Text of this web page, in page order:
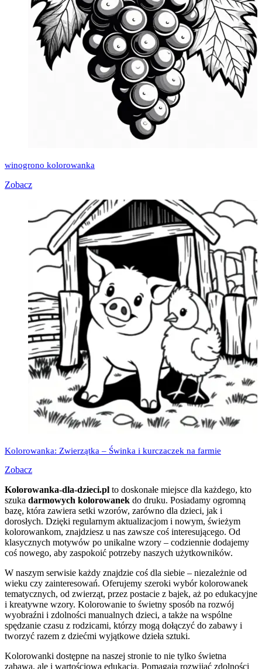
winogrono kolorowanka
Zobacz
Kolorowanka: Zwierzątka – Świnka i kurczaczek na farmie
Zobacz
Kolorowanka-dla-dzieci.pl to doskonałe miejsce dla każdego, kto
szuka darmowych kolorowanek do druku. Posiadamy ogromną
bazę, która zawiera setki wzorów, zarówno dla dzieci, jak i
dorosłych. Dzięki regularnym aktualizacjom i nowym, świeżym
kolorowankom, znajdziesz u nas zawsze coś interesującego. Od
klasycznych motywów po unikalne wzory – codziennie dodajemy
coś nowego, aby zaspokoić potrzeby naszych użytkowników.
W naszym serwisie każdy znajdzie coś dla siebie – niezależnie od
wieku czy zainteresowań. Oferujemy szeroki wybór kolorowanek
tematycznych, od zwierząt, przez postacie z bajek, aż po edukacyjne
i kreatywne wzory. Kolorowanie to świetny sposób na rozwój
wyobraźni i zdolności manualnych dzieci, a także na wspólne
spędzanie czasu z rodzicami, którzy mogą dołączyć do zabawy i
tworzyć razem z dziećmi wyjątkowe dzieła sztuki.
Kolorowanki dostępne na naszej stronie to nie tylko świetna
zabawa, ale i wartościowa edukacja. Pomagają rozwijać zdolności